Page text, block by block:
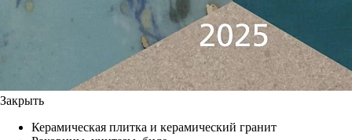
Закрыть
Керамическая плитка и керамический гранит